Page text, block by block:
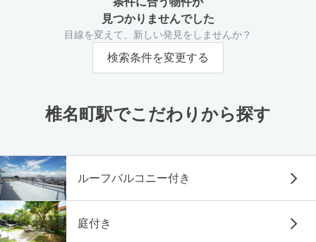
見つかりませんでした
目線を変えて、新しい発見をしませんか？
検索条件を変更する
椎名町駅でこだわりから探す
ルーフバルコニー付き
庭付き